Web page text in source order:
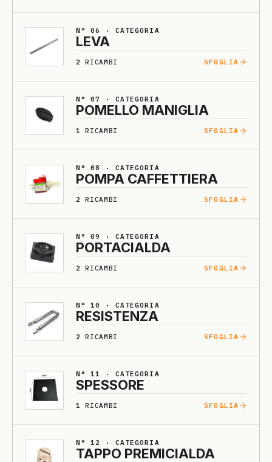
N° 06 · CATEGORIA
LEVA
2 RICAMBI SFOGLIA
N° 07 · CATEGORIA
PO­MELLO MA­NI­GLIA
1 RICAMBI SFOGLIA
N° 08 · CATEGORIA
POMPA CAFFETTIE­RA
2 RICAMBI SFOGLIA
N° 09 · CATEGORIA
PORTA­CIALDA
2 RICAMBI SFOGLIA
N° 10 · CATEGORIA
RE­SISTENZA
2 RICAMBI SFOGLIA
N° 11 · CATEGORIA
SPESSO­RE
1 RICAMBI SFOGLIA
N° 12 · CATEGORIA
TAPPO PRE­MI­CIALDA